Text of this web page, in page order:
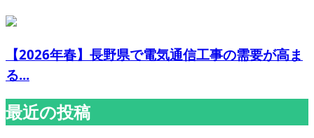
【2026年春】長野県で電気通信工事の需要が高ま
る...
最近の投稿